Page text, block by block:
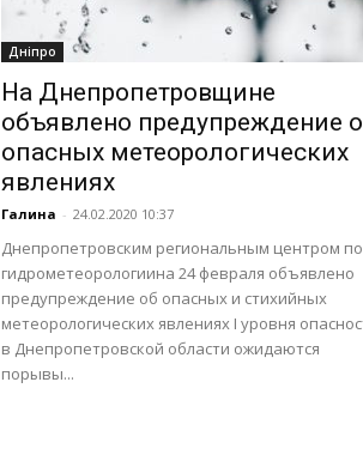
Дніпро
На Днепропетровщине
объявлено предупреждение
опасных метеорологических
явлениях
Галина - 24.02.2020 10:37
Днепропетровским региональным центром по
гидрометеорологиина 24 февраля объявлено
предупреждение об опасных и стихийных
метеорологических явлениях I уровня
в Днепропетровской области ожидаются
порывы...